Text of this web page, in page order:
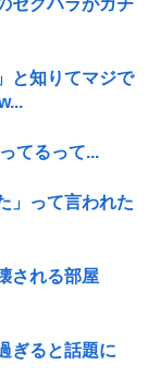
と知りてマジで
てるって...
」って言われた
される部屋
ぎると話題に